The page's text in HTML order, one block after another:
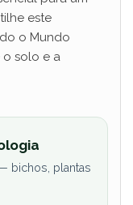
este
o Mundo
o solo e a
bichos, plantas